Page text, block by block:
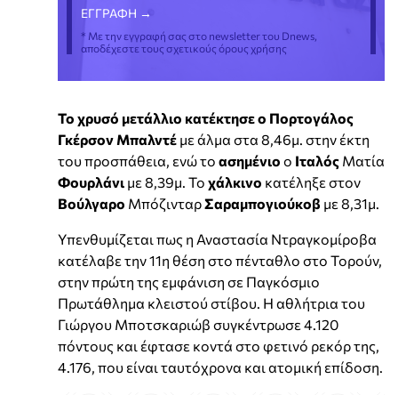
* Με την εγγραφή σας στο newsletter του Dnews,
αποδέχεστε τους σχετικούς όρους χρήσης
Το χρυσό μετάλλιο κατέκτησε ο Πορτογάλος
Γκέρσον Μπαλντέ με άλμα στα 8,46μ. στην έκτη
του προσπάθεια, ενώ το ασημένιο ο Ιταλός Ματία
Φουρλάνι με 8,39μ. Το χάλκινο κατέληξε στον
Βούλγαρο ΜπόζινταρΣαραμπογιούκοβ με 8,31μ.
Υπενθυμίζεται πως η Αναστασία Ντραγκομίροβα
κατέλαβε την 11η θέση στο πένταθλο στο Τορούν,
στην πρώτη της εμφάνιση σε Παγκόσμιο
Πρωτάθλημα κλειστού στίβου. Η αθλήτρια του
Γιώργου Μποτσκαριώβ συγκέντρωσε 4.120
πόντους και έφτασε κοντά στο φετινό ρεκόρ της,
4.176, που είναι ταυτόχρονα και ατομική επίδοση.